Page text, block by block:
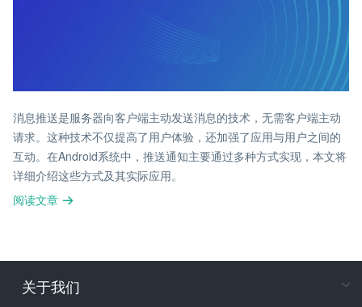
消息推送是服务器向客户端主动发送消息的技术，无需客户端主动
请求。这种技术不仅提高了用户体验，还加强了应用与用户之间的
互动。在Android系统中，推送通知主要通过多种方式实现，本文将
详细介绍这些方式及其实际应用。
阅读文章
关于我们